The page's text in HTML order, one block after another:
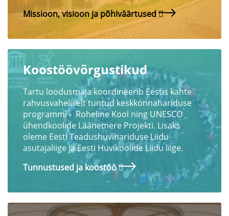
Missioon, visioon ja põhiväärtused
Koostöövõrgustikud
Tartu loodusmaja koordineerib Eestis kahte
rahvusvaheliselt tuntud keskkonnahariduse
programmi - Roheline Kool ning UNESCO
ühendkoolide Läänemere Projekti. Lisaks
oleme Eesti Teadushuvihariduse Liidu
asutajaliige ja Eesti Huvikoolide Liidu liige.
Tunnustused ja koostöö